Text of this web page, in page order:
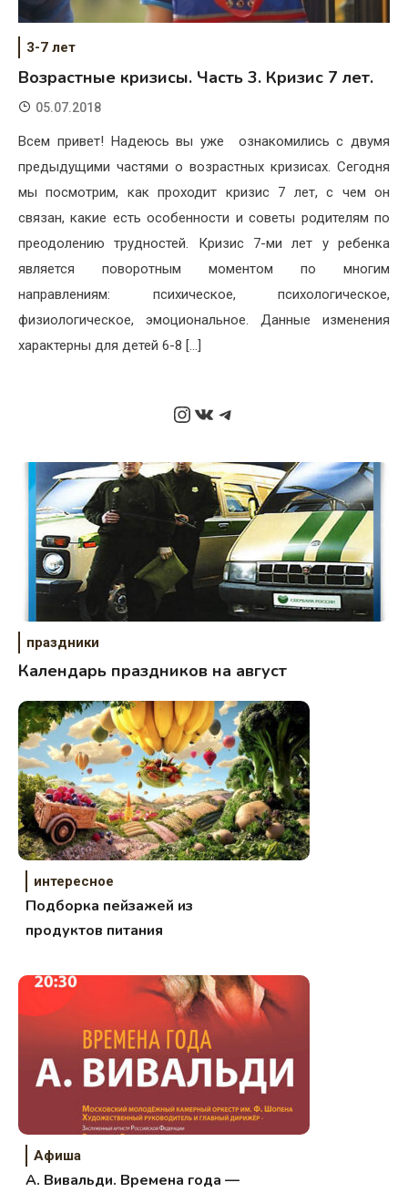
3-7 лет
Возрастные кризисы. Часть 3. Кризис 7 лет.
05.07.2018
Всем привет! Надеюсь вы уже ознакомились с двумя
предыдущими частями о возрастных кризисах. Сегодня
мы посмотрим, как проходит кризис 7 лет, с чем он
связан, какие есть особенности и советы родителям по
преодолению трудностей. Кризис 7-ми лет у ребенка
является поворотным моментом по многим
направлениям: психическое, психологическое,
физиологическое, эмоциональное. Данные изменения
характерны для детей 6-8 […]
Instagram
ВКонтакте
Telegram
праздники
Календарь праздников на август
интересное
Подборка пейзажей из
продуктов питания
Афиша
А. Вивальди. Времена года —